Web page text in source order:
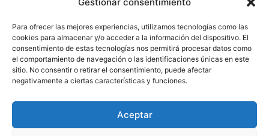
Para ofrecer las mejores experiencias, utilizamos tecnologías como las
cookies para almacenar y/o acceder a la información del dispositivo. El
consentimiento de estas tecnologías nos permitirá procesar datos como
el comportamiento de navegación o las identificaciones únicas en este
sitio. No consentir o retirar el consentimiento, puede afectar
negativamente a ciertas características y funciones.
Aceptar